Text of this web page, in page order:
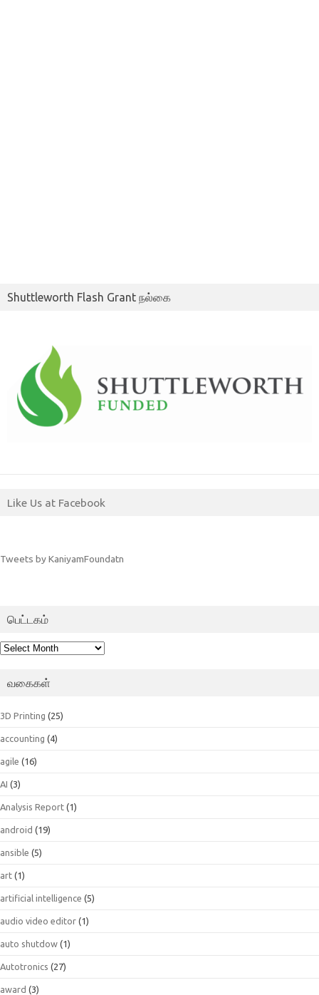
Shuttleworth Flash Grant நல்கை
Like Us at Facebook
Tweets by KaniyamFoundatn
பெட்டகம்
பெட்டகம்
வகைகள்
3D Printing (25)
accounting (4)
agile (16)
AI (3)
Analysis Report (1)
android (19)
ansible (5)
art (1)
artificial intelligence (5)
audio video editor (1)
auto shutdow (1)
Autotronics (27)
award (3)